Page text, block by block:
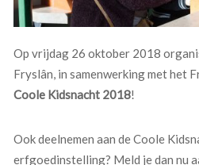
Op vrijdag 26 oktober 2018
Fryslân, in samenwerking met het
Coole Kidsnacht 2018!
Ook deelnemen aan de Coole
erfgoedinstelling? Meld je dan nu